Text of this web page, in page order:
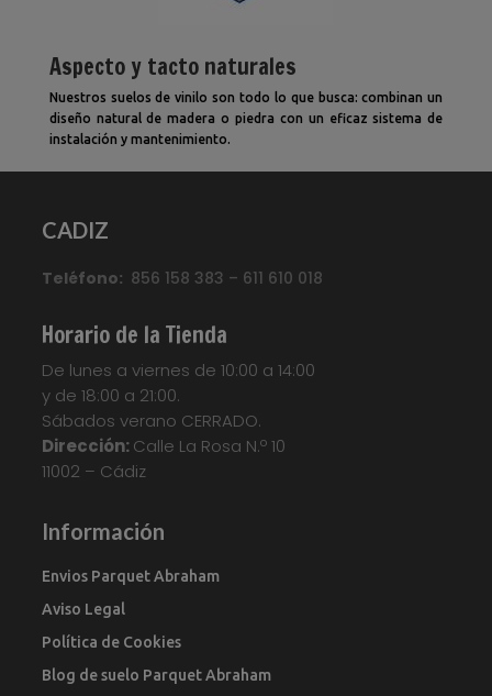
Aspecto y tacto naturales
Nuestros suelos de vinilo son todo lo que busca: combinan un
diseño natural de madera o piedra con un eficaz sistema de
instalación y mantenimiento.
CADIZ
Teléfono: 856 158 383 – 611 610 018
Horario de la Tienda
De lunes a viernes de 10:00 a 14:00
y de 18:00 a 21:00.
Sábados verano CERRADO.
Dirección:Calle La Rosa N.º 10
11002 – Cádiz
Información
Envios Parquet Abraham
Aviso Legal
Política de Cookies
Blog de suelo Parquet Abraham